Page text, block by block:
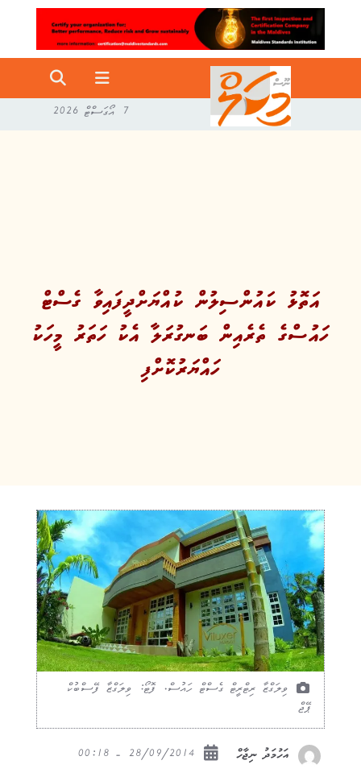
7 އޯގަސްޓް 2026
އަތޮޅު ކައުންސިލުން ކުއްޔަށްދީފައިވާ ގެސްޓް
ހައުސްގެ ތެރެއިން ބަނގުރަލާ އެކު ހަތަރު މީހަކު
ހައްޔަރުކޮށްފި
ވިލަގްޒާ ރިޓްރީޓް ގެސްޓް ހައުސް. ފޮޓޯ: ވިލަގްޒާ ފޭސްބުކް
ޕޭޖް
އަހުމަދު ނިޖާހް